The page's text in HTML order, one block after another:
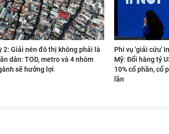
2: Giải nén đô thị không phải là
dân: TOD, metro và 4 nhóm
sẽ hưởng lợi
Phi vụ 'giải cứu'
Mỹ: Đổi hàng tỷ
10% cổ phần, cổ
lần